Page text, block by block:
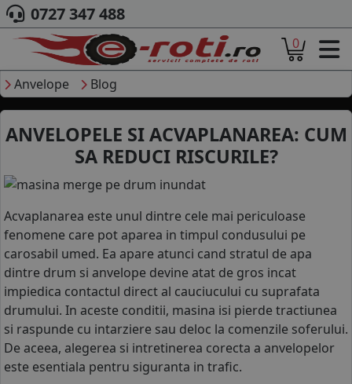
ACASA
DESPRE NOI
ANVELOPE
CAMION
MOTO
AGROINDUSTRIALE
CAUTARE DUPA
DIMENSIUNI
PRODUCATORI ANVELOPE
MARCA AUTO
BLOG
B2B - COLABORARE COMPANII
CONT
CONTACT
COS (0 PRODUSE)
0727 347 488
0
Anvelope Blog
ANVELOPELE SI ACVAPLANAREA: CUM
SA REDUCI RISCURILE?
Acvaplanarea este unul dintre cele mai periculoase
fenomene care pot aparea in timpul condusului pe
carosabil umed. Ea apare atunci cand stratul de apa
dintre drum si anvelope devine atat de gros incat
impiedica contactul direct al cauciucului cu suprafata
drumului. In aceste conditii, masina isi pierde tractiunea
si raspunde cu intarziere sau deloc la comenzile soferului.
De aceea, alegerea si intretinerea corecta a anvelopelor
este esentiala pentru siguranta in trafic.